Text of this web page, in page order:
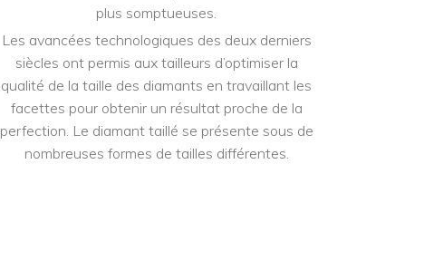
plus somptueuses.
Les avancées technologiques des deux derniers
siècles ont permis aux tailleurs d’optimiser la
qualité de la taille des diamants en travaillant les
facettes pour obtenir un résultat proche de la
perfection. Le diamant taillé se présente sous de
nombreuses formes de tailles différentes.